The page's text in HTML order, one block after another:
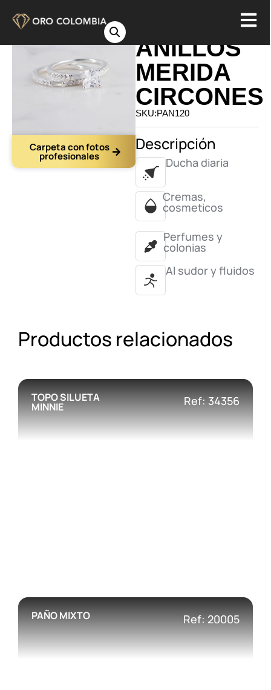
Carpeta con fotos
profesionales
ANILLOS
MERIDA
CIRCONES
SKU:PAN120
Descripción
Ducha diaria
Cremas,
cosmeticos
Perfumes y
colonias
Al sudor y fluidos
Productos relacionados
TOPO SILUETA
MINNIE Ref: 34356
PAÑO MIXTO Ref: 20005